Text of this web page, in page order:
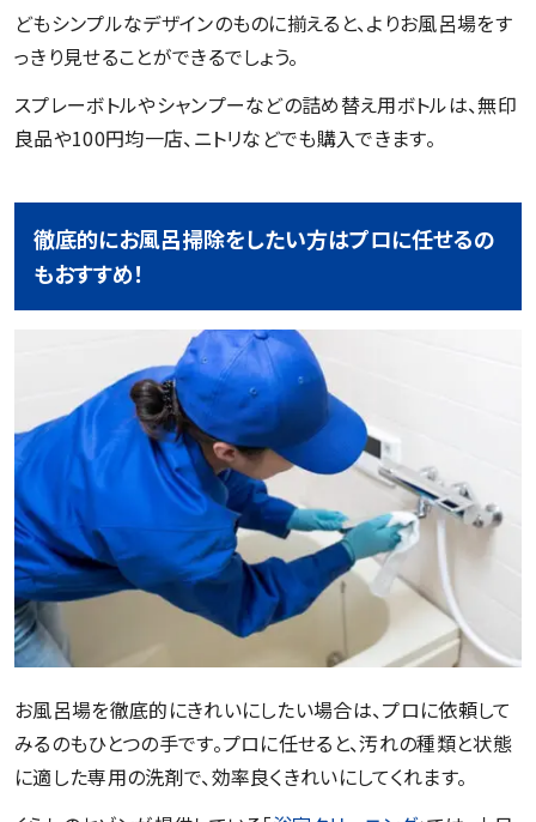
どもシンプルなデザインのものに揃えると、よりお風呂場をす
っきり見せることができるでしょう。
スプレーボトルやシャンプーなどの詰め替え用ボトルは、無印
良品や100円均一店、ニトリなどでも購入できます。
徹底的にお風呂掃除をしたい方はプロに任せるの
もおすすめ！
お風呂場を徹底的にきれいにしたい場合は、プロに依頼して
みるのもひとつの手です。プロに任せると、汚れの種類と状態
に適した専用の洗剤で、効率良くきれいにしてくれます。